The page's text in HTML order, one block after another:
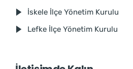
İskele İlçe Yönetim Kurulu
Lefke İlçe Yönetim Kurulu